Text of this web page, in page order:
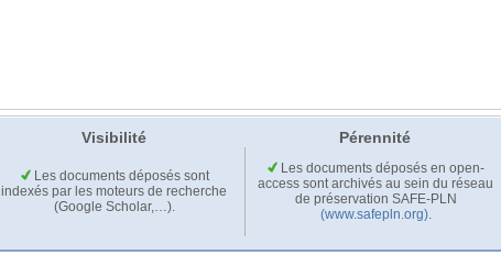
Visibilité Pérennité
Les documents déposés sont
indexés par les moteurs de recherche
(Google Scholar,…).
Les documents déposés en open-
access sont archivés au sein du réseau
de préservation SAFE-PLN
(www.safepln.org).